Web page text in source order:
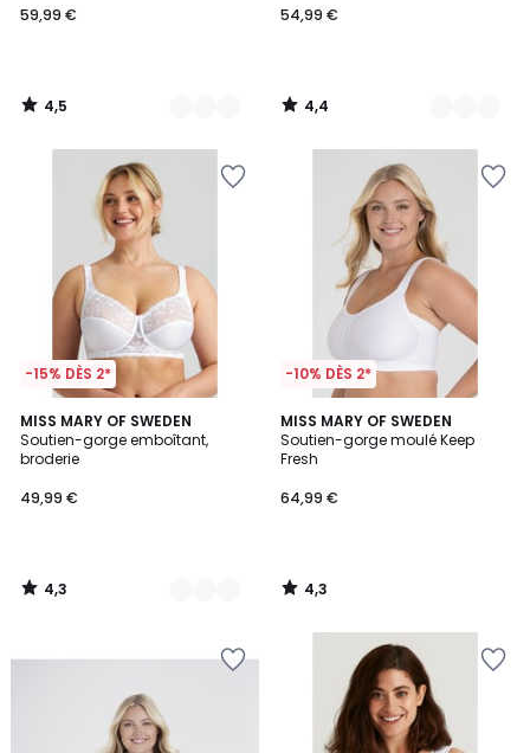
59,99 €
4,5
/
54,99 €
4,4
/
-15% DÈS 2*
MISS MARY OF SWEDEN
Soutien-gorge emboîtant,
broderie
49,99 €
4,3
/ 5
2
Couleurs
4,3
/
-10% DÈS 2*
MISS MARY OF SWEDEN
Soutien-gorge moulé Keep
Fresh
64,99 €
4,3
/ 5
4,3
/